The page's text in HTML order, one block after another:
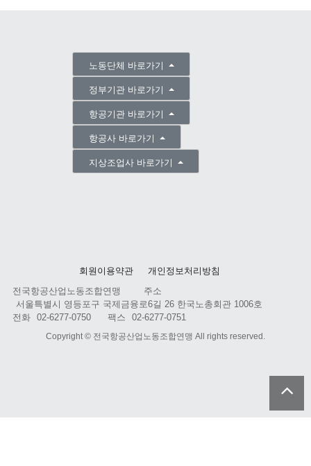
노동단체 바로가기
정부기관 바로가기
항공기관 바로가기
항공사 바로가기
지상조업사 바로가기
회원이용약관
개인정보처리방침
전국항공산업노동조합연맹
주소
서울특별시 영등포구 국제금융로6길 26 한국노총회관 1006호
전화
02-6277-0750 팩스 02-6277-0751
Copyright © 전국항공산업노동조합연맹 All rights reserved.